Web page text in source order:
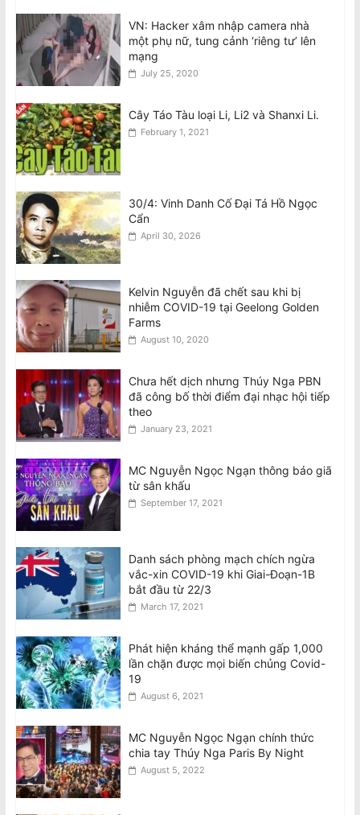
Tên lửa SpaceX Falcon 9 đâm vào Mặt
Trăng tốc độ 8.690 km/h
August 6, 2026
VN: Hacker xâm nhập camera nhà
một phụ nữ, tung cảnh ‘riêng tư’ lên
mạng
July 25, 2020
Cây Táo Tàu loại Li, Li2 và Shanxi Li.
February 1, 2021
30/4: Vinh Danh Cố Đại Tá Hồ Ngọc
Cẩn
April 30, 2026
Kelvin Nguyễn đã chết sau khi bị
nhiễm COVID-19 tại Geelong Golden
Farms
August 10, 2020
Chưa hết dịch nhưng Thúy Nga PBN
đã công bố thời điểm đại nhạc hội tiếp
theo
January 23, 2021
MC Nguyễn Ngọc Ngạn thông báo giã
từ sân khấu
September 17, 2021
Danh sách phòng mạch chích ngừa
vắc-xin COVID-19 khi Giai-Đoạn-1B
bắt đầu từ 22/3
March 17, 2021
Phát hiện kháng thể mạnh gấp 1,000
lần chặn được mọi biến chủng Covid-
19
August 6, 2021
MC Nguyễn Ngọc Ngạn chính thức
chia tay Thúy Nga Paris By Night
August 5, 2022